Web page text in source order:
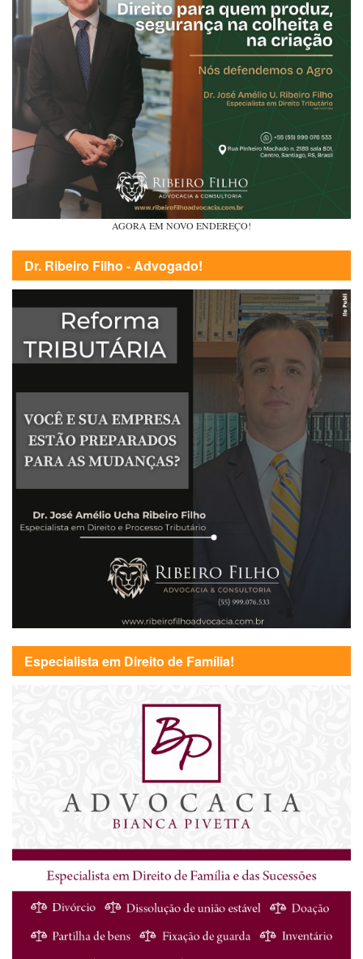
AGORA EM NOVO ENDEREÇO!
Dr. Ribeiro Filho - Advogado!
Especialista em Direito de Família!